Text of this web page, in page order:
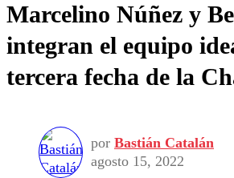
Frecuencias
Agricultura TV
Deportes
Colo Colo
Seleccion Chilena
Torneo Internacional
Entretención
Economía
Internacional
Publicaciones en
Opinión
Marcelino Núñez y
integran el equipo
tercera fecha de la
por Bastián Catalán
agosto 15, 2022